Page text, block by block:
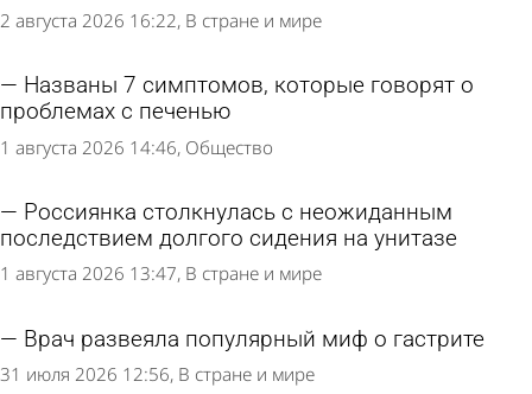
2 августа 2026 16:22 В стране и мире
Названы 7 симптомов, которые говорят о
проблемах с печенью
1 августа 2026 14:46 Общество
Россиянка столкнулась с неожиданным
последствием долгого сидения на унитазе
1 августа 2026 13:47 В стране и мире
Врач развеяла популярный миф о гастрите
31 июля 2026 12:56 В стране и мире